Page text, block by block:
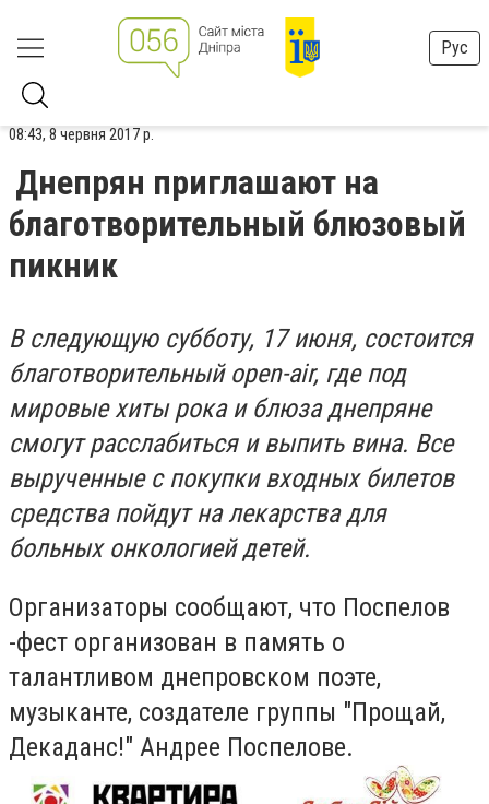
Рус
08:43, 8 червня 2017 р.
Днепрян приглашают на
благотворительный блюзовый
пикник
В следующую субботу, 17 июня, состоится
благотворительный open-air, где под
мировые хиты рока и блюза днепряне
смогут расслабиться и выпить вина. Все
вырученные с покупки входных билетов
средства пойдут на лекарства для
больных онкологией детей.
Организаторы сообщают, что Поспелов
-фест организован в память о
талантливом днепровском поэте,
музыканте, создателе группы "Прощай,
Декаданс!" Андрее Поспелове.